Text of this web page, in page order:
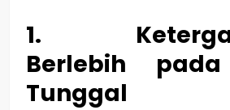
1.
Berlebih
Tunggal